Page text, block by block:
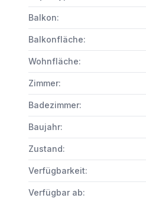
Balkon:
Balkonfläche:
Wohnfläche:
Zimmer:
Badezimmer:
Baujahr:
Zustand:
Verfügbarkeit:
Verfügbar ab: